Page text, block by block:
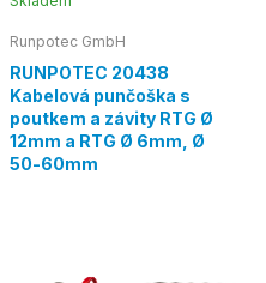
Runpotec GmbH
RUNPOTEC 20438
Kabelová punčoška s
poutkem a závity RTG Ø
12mm a RTG Ø 6mm, Ø
50-60mm